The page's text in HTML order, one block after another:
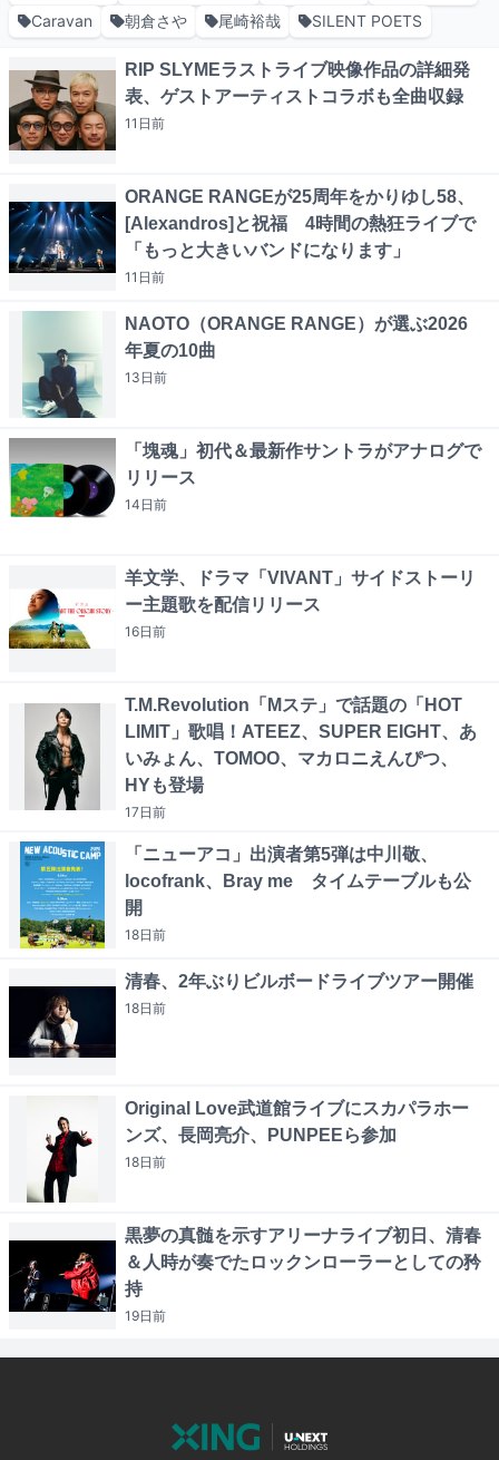
Caravan
朝倉さや 尾崎裕哉 SILENT POETS
RIP SLYMEラストライブ映像作品の詳細発
表、ゲストアーティストコラボも全曲収録
11日前
ORANGE RANGEが25周年をかりゆし58、
[Alexandros]と祝福 4時間の熱狂ライブで
「もっと大きいバンドになります」
11日前
NAOTO（ORANGE RANGE）が選ぶ2026
年夏の10曲
13日前
「塊魂」初代＆最新作サントラがアナログで
リリース
14日前
羊文学、ドラマ「VIVANT」サイドストーリ
ー主題歌を配信リリース
16日前
T.M.Revolution「Mステ」で話題の「HOT
LIMIT」歌唱！ATEEZ、SUPER EIGHT、あ
いみょん、TOMOO、マカロニえんぴつ、
HYも登場
17日前
「ニューアコ」出演者第5弾は中川敬、
locofrank、Bray me タイムテーブルも公
開
18日前
清春、2年ぶりビルボードライブツアー開催
18日前
Original Love武道館ライブにスカパラホー
ンズ、長岡亮介、PUNPEEら参加
18日前
黒夢の真髄を示すアリーナライブ初日、清春
＆人時が奏でたロックンローラーとしての矜
持
19日前